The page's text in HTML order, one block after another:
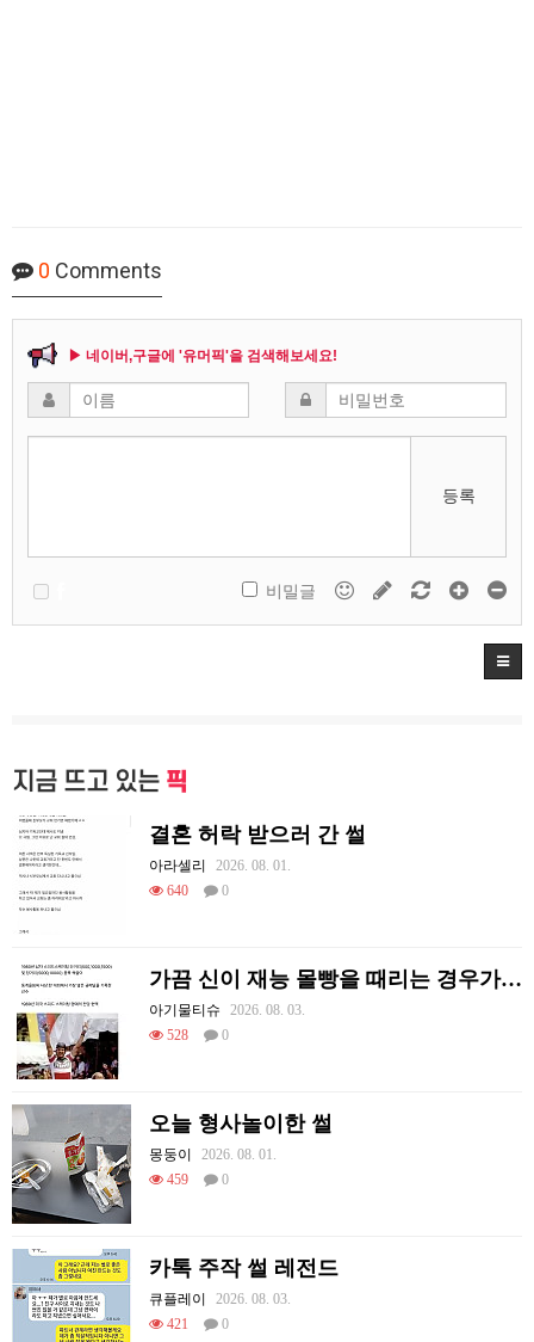
0 Comments
▶ 네이버,구글에 '유머픽'을 검색해보세요!
등록
비밀글
지금 뜨고 있는 픽
결혼 허락 받으러 간 썰
아라셀리
2026. 08. 01.
640
0
가끔 신이 재능 몰빵을 때리는 경우가 있음
아기물티슈
2026. 08. 03.
528
0
오늘 형사놀이한 썰
몽둥이
2026. 08. 01.
459
0
카톡 주작 썰 레전드
큐플레이
2026. 08. 03.
421
0